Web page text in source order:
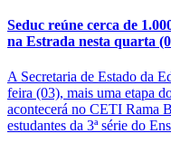
Seduc reúne cerca de
na Estrada nesta quarta
A Secretaria de Estado da
feira (03), mais uma etapa
acontecerá no CETI Rama
estudantes da 3ª série do